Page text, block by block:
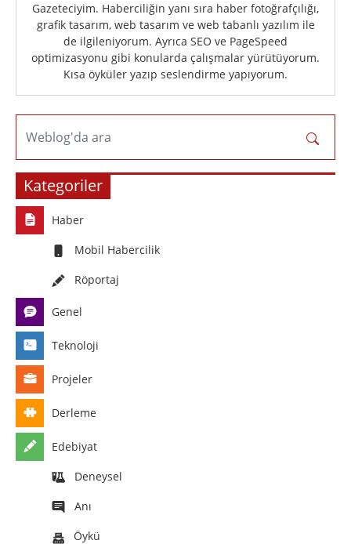
Gazeteciyim. Haberciliğin yanı sıra haber fotoğrafçılığı,
grafik tasarım, web tasarım ve web tabanlı yazılım ile
de ilgileniyorum. Ayrıca SEO ve PageSpeed
optimizasyonu gibi konularda çalışmalar yürütüyorum.
Kısa öyküler yazıp seslendirme yapıyorum.
Weblog'da ara
Kategoriler
Haber
Mobil Habercilik
Röportaj
Genel
Teknoloji
Projeler
Derleme
Edebiyat
Deneysel
Anı
Öykü